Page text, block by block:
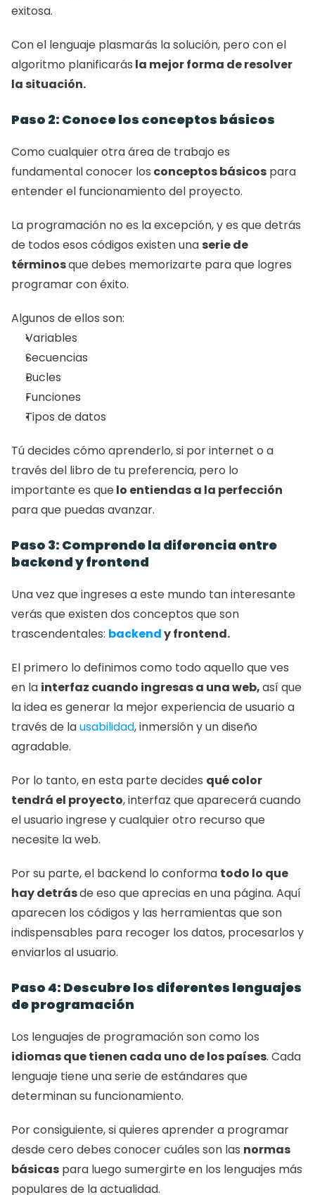
exitosa.
Con el lenguaje plasmarás la solución, pero con el
algoritmo planificarás la mejor forma de resolver
la situación.
Paso 2: Conoce los conceptos básicos
Como cualquier otra área de trabajo es
fundamental conocer los conceptos básicos para
entender el funcionamiento del proyecto.
La programación no es la excepción, y es que detrás
de todos esos códigos existen una serie de
términos que debes memorizarte para que logres
programar con éxito.
Algunos de ellos son:
Variables
Secuencias
Bucles
Funciones
Tipos de datos
Tú decides cómo aprenderlo, si por internet o a
través del libro de tu preferencia, pero lo
importante es que lo entiendas a la perfección
para que puedas avanzar.
Paso 3: Comprende la diferencia entre
backend y frontend
Una vez que ingreses a este mundo tan interesante
verás que existen dos conceptos que son
trascendentales: backend y frontend.
El primero lo definimos como todo aquello que ves
en la interfaz cuando ingresas a una web, así que
la idea es generar la mejor experiencia de usuario a
través de la usabilidad, inmersión y un diseño
agradable.
Por lo tanto, en esta parte decides qué color
tendrá el proyecto, interfaz que aparecerá cuando
el usuario ingrese y cualquier otro recurso que
necesite la web.
Por su parte, el backend lo conforma todo lo que
hay detrás de eso que aprecias en una página. Aquí
aparecen los códigos y las herramientas que son
indispensables para recoger los datos, procesarlos y
enviarlos al usuario.
Paso 4: Descubre los diferentes lenguajes
de programación
idiomas que tienen cada uno de los países. Cada
lenguaje tiene una serie de estándares que
determinan su funcionamiento.
Por consiguiente, si quieres aprender a programar
desde cero debes conocer cuáles son las normas
básicas para luego sumergirte en los lenguajes más
populares de la actualidad.